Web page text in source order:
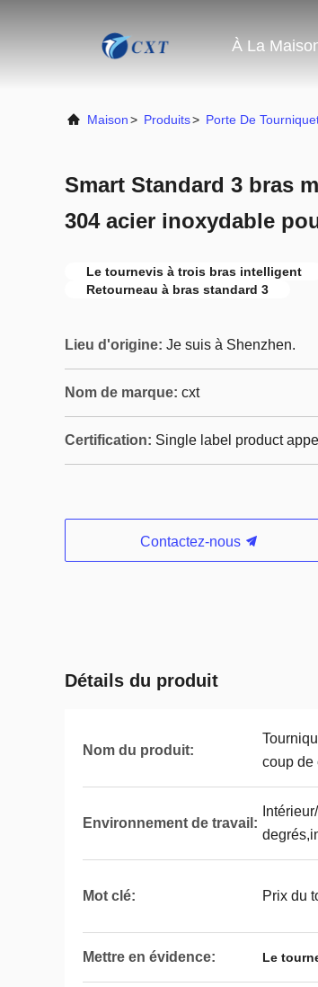
À La
Maison> Produits> Porte De
Smart Standard 3 bras
304 acier inoxydable
Le tournevis à trois bras intelligent
Retourneau à bras standard 3
Lieu d'origine: Je suis à Shenzhen.
Nom de marque: cxt
Certification: Single label product
Contactez-nous
Détails du produit
Nom du produit:
coup de
Environnement de travail:
Mot clé: Prix du
Mettre en évidence: Le